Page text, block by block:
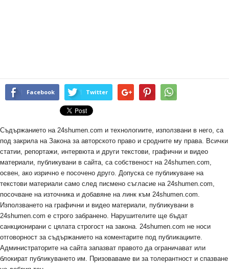
Facebook Twitter
Съдържанието на 24shumen.com и технологиите, използвани в него, са
под закрила на Закона за авторското право и сродните му права. Всички
статии, репортажи, интервюта и други текстови, графични и видео
материали, публикувани в сайта, са собственост на 24shumen.com,
освен, ако изрично е посочено друго. Допуска се публикуване на
текстови материали само след писмено съгласие на 24shumen.com,
посочване на източника и добавяне на линк към 24shumen.com.
Използването на графични и видео материали, публикувани в
24shumen.com е строго забранено. Нарушителите ще бъдат
санкционирани с цялата строгост на закона. 24shumen.com не носи
отговорност за съдържанието на коментарите под публикациите.
Администраторите на сайта запазват правото да ограничават или
блокират публикуването им. Призоваваме ви за толерантност и спазване